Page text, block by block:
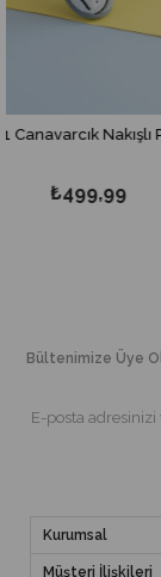
Nakışlı Panduf
Bültenimize Üye
Kurumsal
Müşteri İlişkileri